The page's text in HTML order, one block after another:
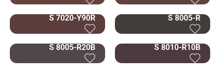
S 7020-Y90R S 8005-R
S 8005-R20B S 8010-R10B